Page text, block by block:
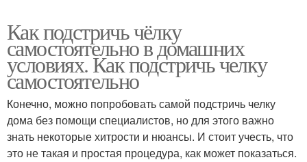
Как подстричь чёлку
самостоятельно в домашних
условиях. Как подстричь челку
самостоятельно
Конечно, можно попробовать самой подстричь челку
дома без помощи специалистов, но для этого важно
знать некоторые хитрости и нюансы. И стоит учесть, что
это не такая и простая процедура, как может показаться.